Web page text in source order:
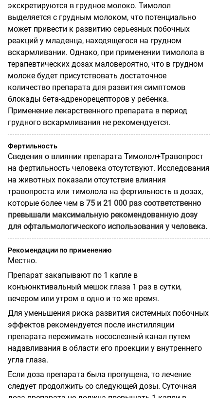
экскретируются в грудное молоко. Тимолол
выделяется с грудным молоком, что потенциально
может привести к развитию серьезных побочных
реакций у младенца, находящегося на грудном
вскармливании. Однако, при применении тимолола в
терапевтических дозах маловероятно, что в грудном
молоке будет присутствовать достаточное
количество препарата для развития симптомов
блокады бета-адренорецепторов у ребенка.
Применение лекарственного препарата в период
грудного вскармливания не рекомендуется.
Фертильность
Сведения о влиянии препарата Тимолол+Травопрост
на фертильность человека отсутствуют. Исследования
на животных показали отсутствие влияния
травопроста или тимолола на фертильность в дозах,
которые более чем в 75 и 21 000 раз соответственно
превышали максимальную рекомендованную дозу
для офтальмологического использования у человека.
Рекомендации по применению
Местно.
Препарат закапывают по 1 капле в
конъюнктивальный мешок глаза 1 раз в сутки,
вечером или утром в одно и то же время.
Для уменьшения риска развития системных побочных
эффектов рекомендуется после инстилляции
препарата пережимать носослезный канал путем
надавливания в области его проекции у внутреннего
угла глаза.
Если доза препарата была пропущена, то лечение
следует продолжить со следующей дозы. Суточная